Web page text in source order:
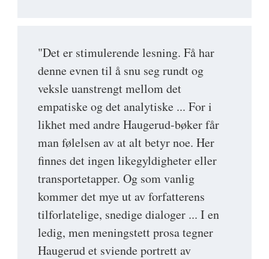
"Det er stimulerende lesning. Få har
denne evnen til å snu seg rundt og
veksle uanstrengt mellom det
empatiske og det analytiske ... For i
likhet med andre Haugerud-bøker får
man følelsen av at alt betyr noe. Her
finnes det ingen likegyldigheter eller
transportetapper. Og som vanlig
kommer det mye ut av forfatterens
tilforlatelige, snedige dialoger ... I en
ledig, men meningstett prosa tegner
Haugerud et sviende portrett av